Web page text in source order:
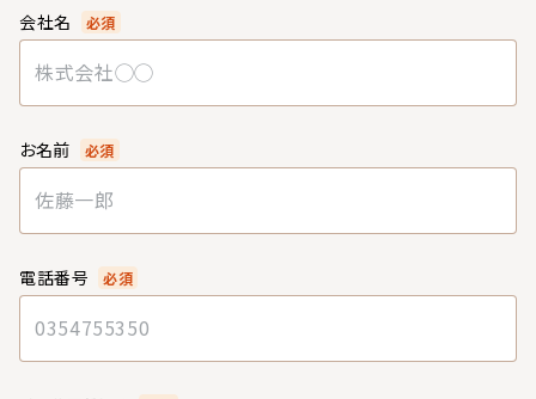
会社名 必須
お名前 必須
電話番号 必須